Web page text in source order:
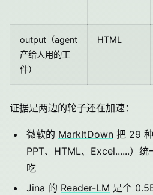
output（agent
产给人用的工
件）
HTML
证据是两边的轮子还在加速：
微软的 MarkItDown 把 29
PPT、HTML、Excel......）
吃
Jina 的 Reader-LM 是个